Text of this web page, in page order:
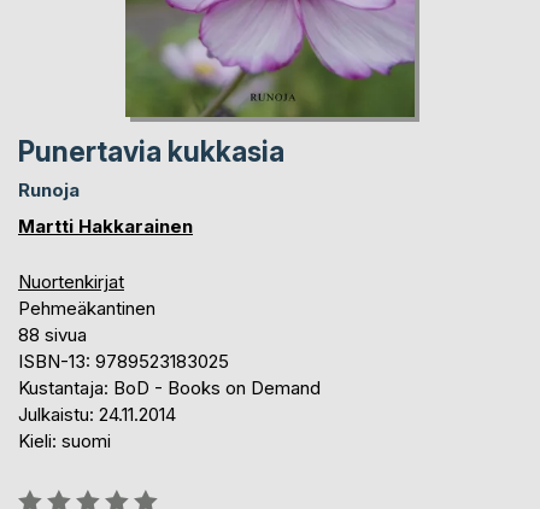
Punertavia kukkasia
Runoja
Martti Hakkarainen
Nuortenkirjat
Pehmeäkantinen
88 sivua
ISBN-13: 9789523183025
Kustantaja: BoD - Books on Demand
Julkaistu: 24.11.2014
Kieli: suomi
Arvostelu::